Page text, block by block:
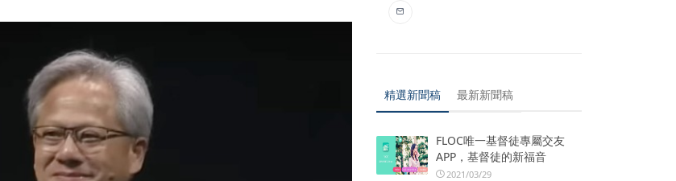
精選新聞稿 最新新聞稿
FLOC唯一基督徒專屬交友
APP，基督徒的新福音
2021/03/29